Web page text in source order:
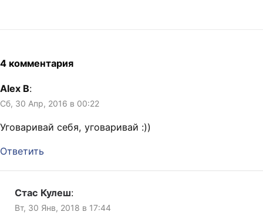
4 комментария
Alex B:
Сб, 30 Апр, 2016 в 00:22
Уговаривай себя, уговаривай :))
Ответить
Стас Кулеш:
Вт, 30 Янв, 2018 в 17:44